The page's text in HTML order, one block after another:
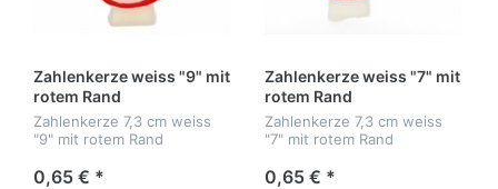
Zahlenkerze weiss "9" mit
rotem Rand
Zahlenkerze 7,3 cm weiss
"9" mit rotem Rand
0,65 € *
Zahlenkerze weiss "7" mit
rotem Rand
Zahlenkerze 7,3 cm weiss
"7" mit rotem Rand
0,65 € *